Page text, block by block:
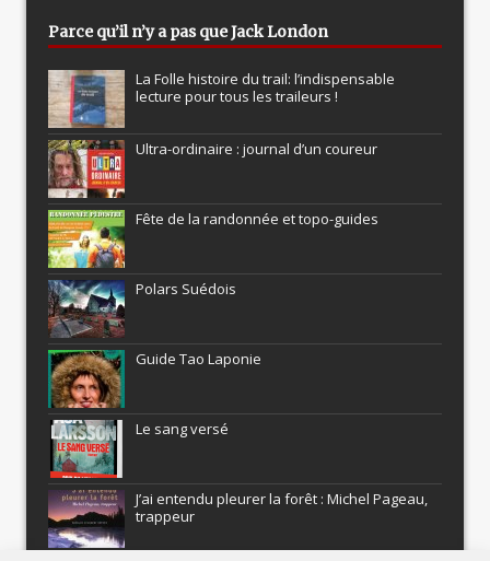
Parce qu’il n’y a pas que Jack London
La Folle histoire du trail: l’indispensable
lecture pour tous les traileurs !
Ultra-ordinaire : journal d’un coureur
Fête de la randonnée et topo-guides
Polars Suédois
Guide Tao Laponie
Le sang versé
J’ai entendu pleurer la forêt : Michel Pageau,
trappeur